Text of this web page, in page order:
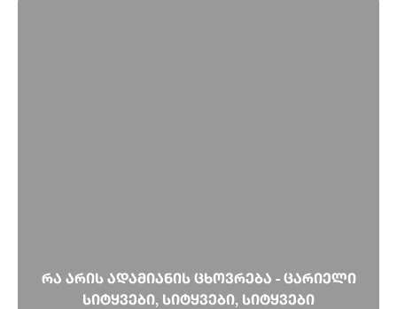
რა არის ადამიანის ცხოვრება - ცარიელი
სიტყვები, სიტყვები, სიტყვები